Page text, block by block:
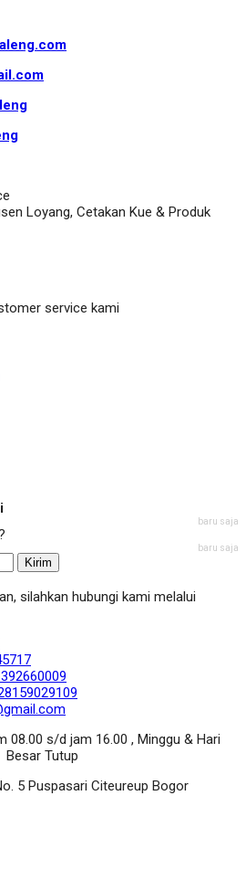
Loyang, Cetakan Kue & Produk
service kami
baru saja
baru saja
Kirim
silahkan hubungi kami melalui
08.00 s/d jam 16.00 , Minggu & Hari
Besar Tutup
5 Puspasari Citeureup Bogor